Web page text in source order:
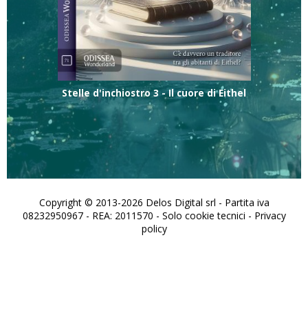
Stelle d'inchiostro 3 - Il cuore di Eithel
Copyright © 2013-2026 Delos Digital srl - Partita iva
08232950967 - REA: 2011570 - Solo cookie tecnici - Privacy
policy